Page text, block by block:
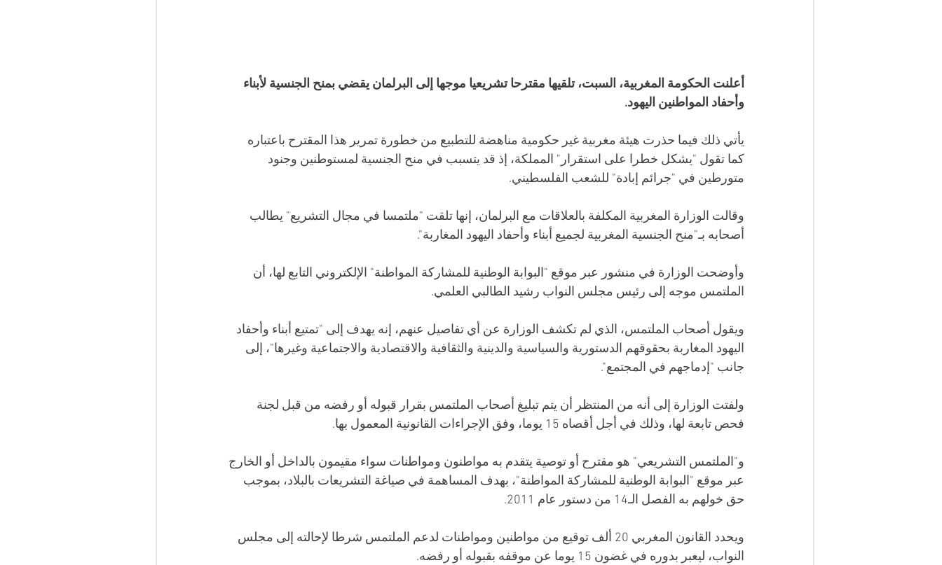
أعلنت الحكومة المغربية، السبت، تلقيها مقترحا تشريعيا موجها إلى البرلمان يقضي بمنح الجنسية لأبناء
وأحفاد المواطنين اليهود.
يأتي ذلك فيما حذرت هيئة مغربية غير حكومية مناهضة للتطبيع من خطورة تمرير هذا المقترح باعتباره
كما تقول "يشكل خطرا على استقرار" المملكة، إذ قد يتسبب في منح الجنسية لمستوطنين وجنود
متورطين في "جرائم إبادة" للشعب الفلسطيني.
وقالت الوزارة المغربية المكلفة بالعلاقات مع البرلمان، إنها تلقت "ملتمسا في مجال التشريع" يطالب
أصحابه بـ"منح الجنسية المغربية لجميع أبناء وأحفاد اليهود المغاربة".
وأوضحت الوزارة في منشور عبر موقع "البوابة الوطنية للمشاركة المواطنة" الإلكتروني التابع لها، أن
الملتمس موجه إلى رئيس مجلس النواب رشيد الطالبي العلمي.
ويقول أصحاب الملتمس، الذي لم تكشف الوزارة عن أي تفاصيل عنهم، إنه يهدف إلى "تمتيع أبناء وأحفاد
اليهود المغاربة بحقوقهم الدستورية والسياسية والدينية والثقافية والاقتصادية والاجتماعية وغيرها"، إلى
جانب "إدماجهم في المجتمع".
ولفتت الوزارة إلى أنه من المنتظر أن يتم تبليغ أصحاب الملتمس بقرار قبوله أو رفضه من قبل لجنة
فحص تابعة لها، وذلك في أجل أقصاه 15 يوما، وفق الإجراءات القانونية المعمول بها.
و"الملتمس التشريعي" هو مقترح أو توصية يتقدم به مواطنون ومواطنات سواء مقيمون بالداخل أو الخارج
عبر موقع "البوابة الوطنية للمشاركة المواطنة"، بهدف المساهمة في صياغة التشريعات بالبلاد، بموجب
حق خولهم به الفصل الـ14 من دستور عام 2011.
ويحدد القانون المغربي 20 ألف توقيع من مواطنين ومواطنات لدعم الملتمس شرطا لإحالته إلى مجلس
النواب، ليعبر بدوره في غضون 15 يوما عن موقفه بقبوله أو رفضه.